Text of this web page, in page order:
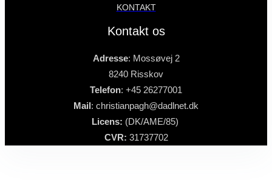
KONTAKT
Kontakt os
Adresse: Mossøvej 2
8240 Risskov
Telefon: +45 26277001
Mail: christianpagh@dadlnet.dk
Licens: (DK/AME/85)
CVR: 31737702